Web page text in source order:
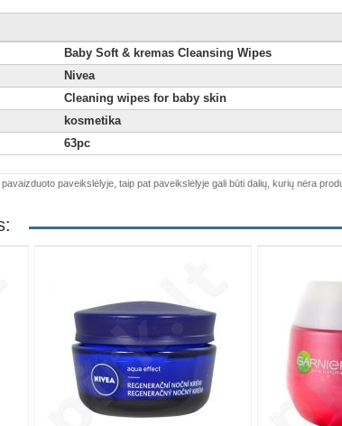
Baby Soft & kremas Cleansing Wipes
Nivea
Cleaning wipes for baby skin
kosmetika
63pc
paveikslėlyje, taip pat paveikslėlyje gali būti dalių, kurių nėra